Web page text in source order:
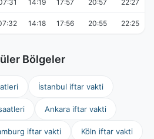
14:19 17:57 20:57 22:27
14:18 17:56 20:55 22:25
Bölgeler
İstanbul iftar vakti
Ankara iftar vakti
iftar vakti Köln iftar vakti